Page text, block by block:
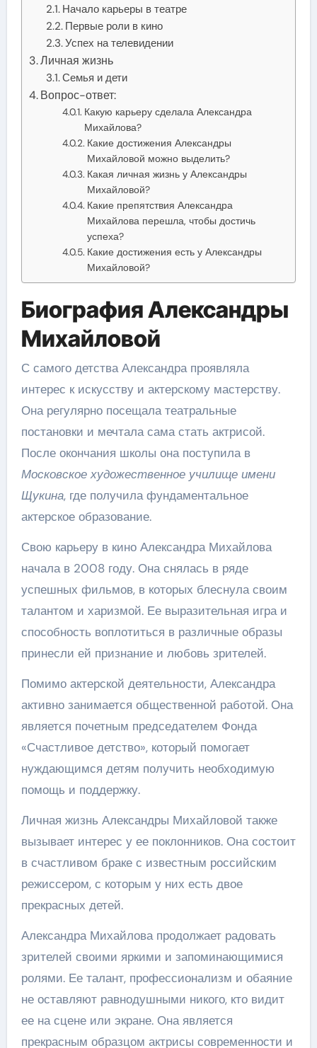
Начало карьеры в театре
Первые роли в кино
Успех на телевидении
Личная жизнь
Семья и дети
Вопрос-ответ:
Какую карьеру сделала Александра
Михайлова?
Какие достижения Александры
Михайловой можно выделить?
Какая личная жизнь у Александры
Михайловой?
Какие препятствия Александра
Михайлова перешла, чтобы достичь
успеха?
Какие достижения есть у Александры
Михайловой?
Биография Александры
Михайловой
С самого детства Александра проявляла
интерес к искусству и актерскому мастерству.
Она регулярно посещала театральные
постановки и мечтала сама стать актрисой.
После окончания школы она поступила в
Московское художественное училище имени
Щукина, где получила фундаментальное
актерское образование.
Свою карьеру в кино Александра Михайлова
начала в 2008 году. Она снялась в ряде
успешных фильмов, в которых блеснула своим
талантом и харизмой. Ее выразительная игра и
способность воплотиться в различные образы
принесли ей признание и любовь зрителей.
Помимо актерской деятельности, Александра
активно занимается общественной работой. Она
является почетным председателем Фонда
«Счастливое детство», который помогает
нуждающимся детям получить необходимую
помощь и поддержку.
Личная жизнь Александры Михайловой также
вызывает интерес у ее поклонников. Она состоит
в счастливом браке с известным российским
режиссером, с которым у них есть двое
прекрасных детей.
Александра Михайлова продолжает радовать
зрителей своими яркими и запоминающимися
ролями. Ее талант, профессионализм и обаяние
не оставляют равнодушными никого, кто видит
ее на сцене или экране. Она является
прекрасным образцом актрисы современности и